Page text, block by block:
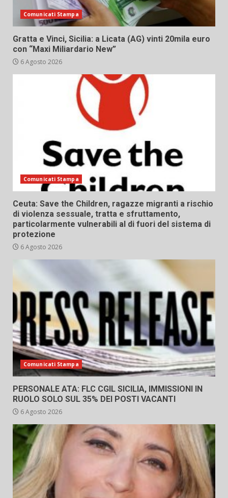
Comunicati Stampa
Gratta e Vinci, Sicilia: a Licata (AG) vinti 20mila euro
con “Maxi Miliardario New”
6 Agosto 2026
Comunicati Stampa
Ceuta: Save the Children, ragazze migranti a rischio
di violenza sessuale, tratta e sfruttamento,
particolarmente vulnerabili al di fuori del sistema di
protezione
6 Agosto 2026
Comunicati Stampa
PERSONALE ATA: FLC CGIL SICILIA, IMMISSIONI IN
RUOLO SOLO SUL 35% DEI POSTI VACANTI
6 Agosto 2026